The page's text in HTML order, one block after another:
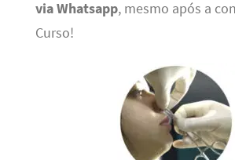
via Whatsapp, mesmo após a
Curso!